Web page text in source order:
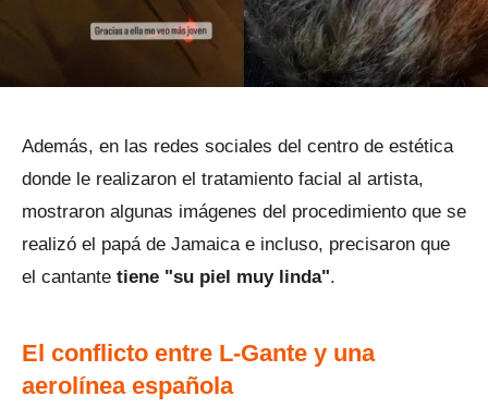
Además, en las redes sociales del centro de estética
donde le realizaron el tratamiento facial al artista,
mostraron algunas imágenes del procedimiento que se
realizó el papá de Jamaica e incluso, precisaron que
el cantante tiene "su piel muy linda".
El conflicto entre L-Gante y una
aerolínea española